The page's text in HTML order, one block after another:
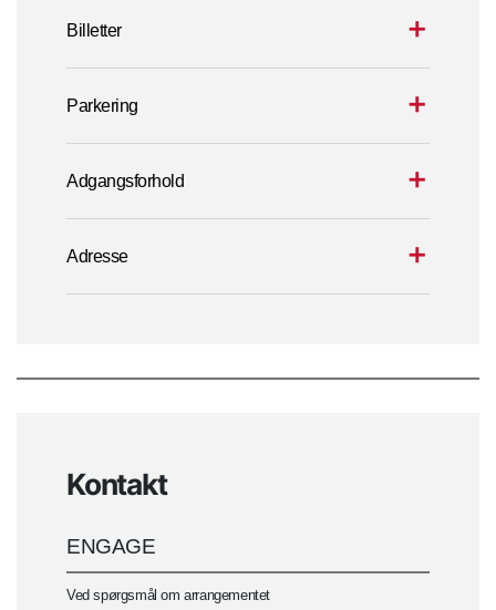
Billetter
Parkering
Adgangsforhold
Adresse
Kontakt
ENGAGE
Ved spørgsmål om arrangementet